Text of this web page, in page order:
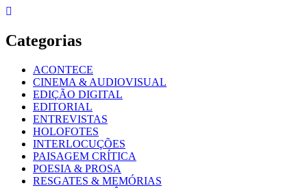
Skip
content
Categorias
ACONTECE
CINEMA & AUDIOVISUAL
EDIÇÃO DIGITAL
EDITORIAL
ENTREVISTAS
HOLOFOTES
INTERLOCUÇÕES
PAISAGEM CRÍTICA
POESIA & PROSA
RESGATES & MEMÓRIAS